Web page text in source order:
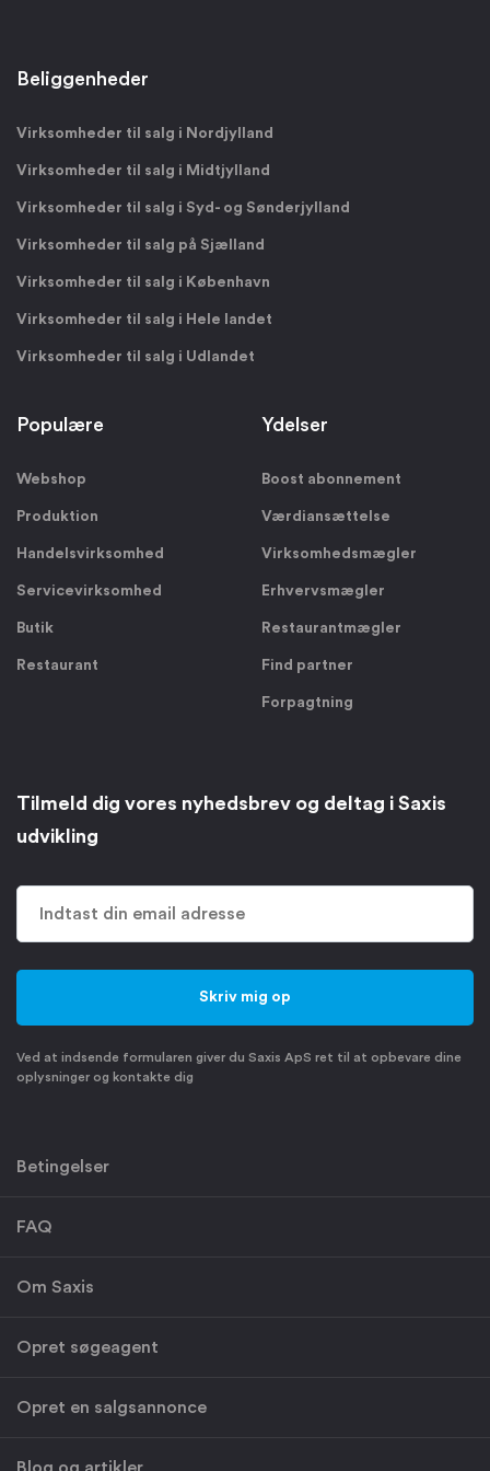
Beliggenheder
Virksomheder til salg i Nordjylland
Virksomheder til salg i Midtjylland
Virksomheder til salg i Syd- og Sønderjylland
Virksomheder til salg på Sjælland
Virksomheder til salg i København
Virksomheder til salg i Hele landet
Virksomheder til salg i Udlandet
Populære
Webshop
Produktion
Handelsvirksomhed
Servicevirksomhed
Butik
Restaurant
Ydelser
Boost abonnement
Værdiansættelse
Virksomhedsmægler
Erhvervsmægler
Restaurantmægler
Find partner
Forpagtning
Tilmeld dig vores nyhedsbrev og deltag i Saxis
udvikling
Ved at indsende formularen giver du Saxis ApS ret til at opbevare dine
oplysninger og kontakte dig
Betingelser
FAQ
Om Saxis
Opret søgeagent
Opret en salgsannonce